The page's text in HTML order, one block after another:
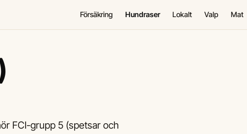
Försäkring Hundraser Lokalt Valp Mat
FCI-grupp 5 (spetsar och